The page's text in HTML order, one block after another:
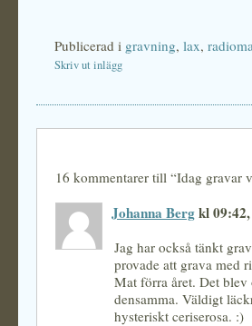
Publicerad i gravning, lax,
Skriv ut inlägg
16 kommentarer till “Idag gravar
Johanna Bergkl
Jag har också tänkt
provade att grava med
Mat förra året. Det
densamma. Väldigt
hysteriskt ceriserosa. :)